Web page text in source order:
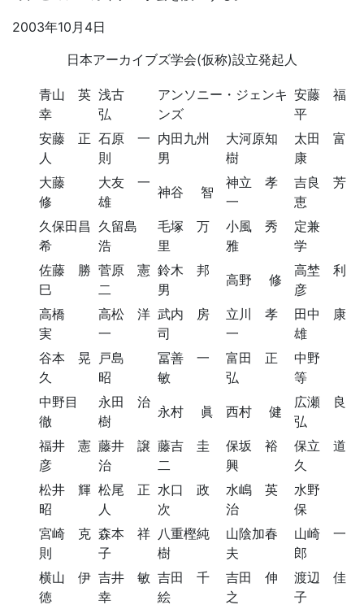
2003年10月4日
日本アーカイブズ学会(仮称)設立発起人
青山 英
幸
浅古
弘
アンソニー・ジェンキ
ンズ
安藤 福
平
安藤 正
人
石原 一
則
内田九州
男
大河原知
樹
太田 富
康
大藤
修
大友 一
雄
神谷 智
神立 孝
一
吉良 芳
恵
久保田昌
希
久留島
浩
毛塚 万
里
小風 秀
雅
定兼
学
佐藤 勝
巳
菅原 憲
二
鈴木 邦
男
高野 修
高埜 利
彦
高橋
実
高松 洋
一
武内 房
司
立川 孝
一
田中 康
雄
谷本 晃
久
戸島
昭
冨善 一
敏
富田 正
弘
中野
等
中野目
徹
永田 治
樹
永村 眞 西村 健
広瀬 良
弘
福井 憲
彦
藤井 譲
治
藤吉 圭
二
保坂 裕
興
保立 道
久
松井 輝
昭
松尾 正
人
水口 政
次
水嶋 英
治
水野
保
宮崎 克
則
森本 祥
子
八重樫純
樹
山陰加春
夫
山崎 一
郎
横山 伊
徳
吉井 敏
幸
吉田 千
絵
吉田 伸
之
渡辺 佳
子